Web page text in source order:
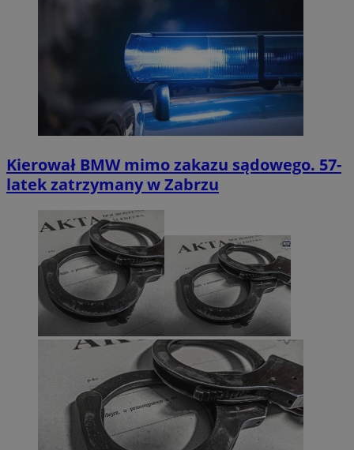
Kierował BMW mimo zakazu sądowego. 57-
latek zatrzymany w Zabrzu